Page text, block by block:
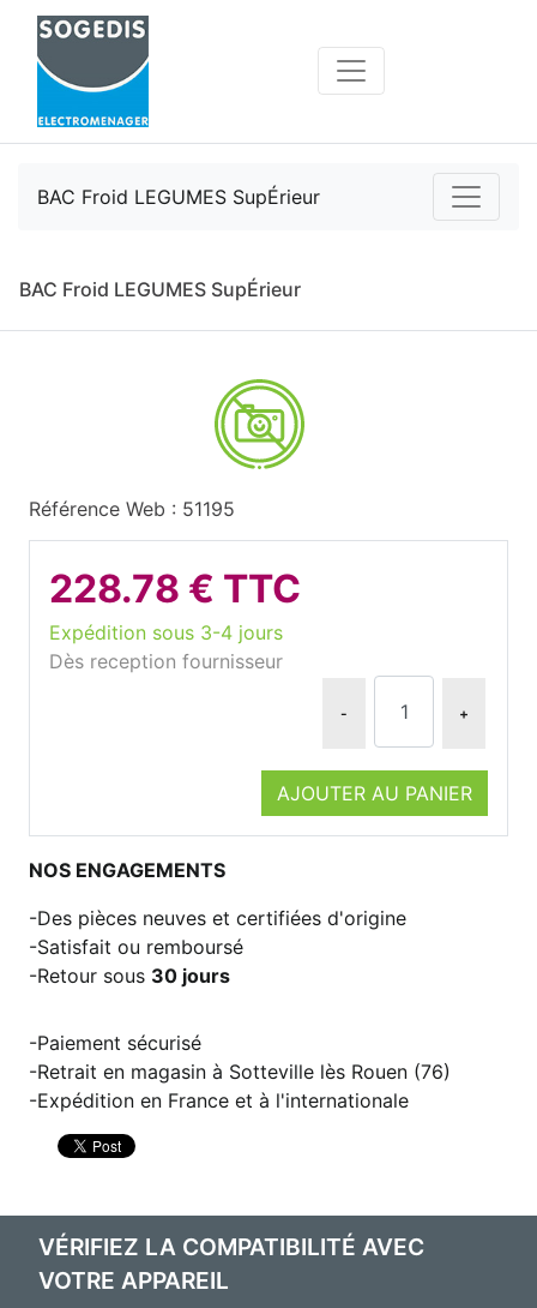
BAC Froid LEGUMES SupÉrieur
BAC Froid LEGUMES SupÉrieur
Référence Web : 51195
228.78 € TTC
Expédition sous 3-4 jours
Dès reception fournisseur
- +
AJOUTER AU PANIER
NOS ENGAGEMENTS
Des pièces neuves et certifiées d'origine
Satisfait ou remboursé
Retour sous 30 jours
Paiement sécurisé
Retrait en magasin à Sotteville lès Rouen (76)
Expédition en France et à l'internationale
VÉRIFIEZ LA COMPATIBILITÉ AVEC
VOTRE APPAREIL